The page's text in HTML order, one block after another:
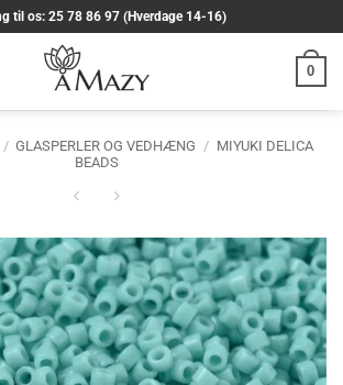
til os: 25 78 86 97 (Hverdage 14-16)
0
/ GLASPERLER OG VEDHÆNG / MIYUKI DELICA
BEADS